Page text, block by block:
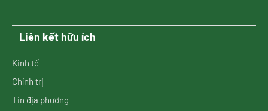
Liên kết hữu ích
Kinh tế
Chính trị
Tin địa phương